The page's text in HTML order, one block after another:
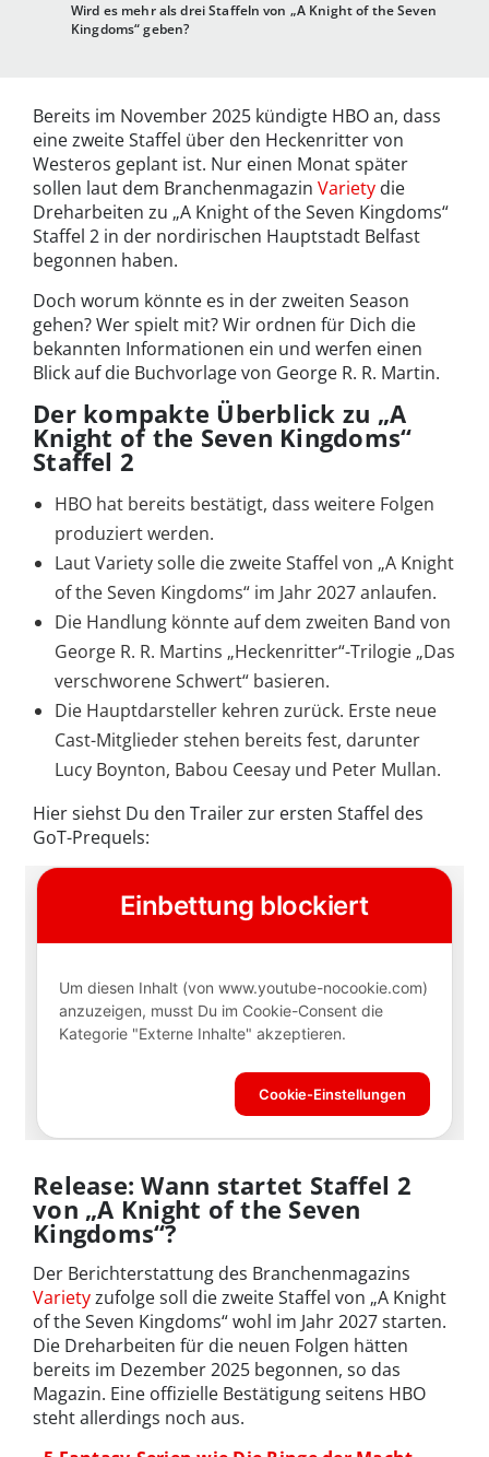
Wird es mehr als drei Staffeln von „A Knight of the Seven
Kingdoms“ geben?
Bereits im November 2025 kündigte HBO an, dass
eine zweite Staffel über den Heckenritter von
Westeros geplant ist. Nur einen Monat später
sollen laut dem Branchenmagazin Variety die
Dreharbeiten zu „A Knight of the Seven Kingdoms“
Staffel 2 in der nordirischen Hauptstadt Belfast
begonnen haben.
Doch worum könnte es in der zweiten Season
gehen? Wer spielt mit? Wir ordnen für Dich die
bekannten Informationen ein und werfen einen
Blick auf die Buchvorlage von George R. R. Martin.
Der kompakte Überblick zu „A
Knight of the Seven Kingdoms“
Staffel 2
HBO hat bereits bestätigt, dass weitere Folgen
produziert werden.
Laut Variety solle die zweite Staffel von „A Knight
of the Seven Kingdoms“ im Jahr 2027 anlaufen.
Die Handlung könnte auf dem zweiten Band von
George R. R. Martins „Heckenritter“-Trilogie „Das
verschworene Schwert“ basieren.
Die Hauptdarsteller kehren zurück. Erste neue
Cast-Mitglieder stehen bereits fest, darunter
Lucy Boynton, Babou Ceesay und Peter Mullan.
Hier siehst Du den Trailer zur ersten Staffel des
GoT-Prequels:
Release: Wann startet Staffel 2
von „A Knight of the Seven
Kingdoms“?
Der Berichterstattung des Branchenmagazins
Varietyzufolge soll die zweite Staffel von „A Knight
of the Seven Kingdoms“ wohl im Jahr 2027 starten.
Die Dreharbeiten für die neuen Folgen hätten
bereits im Dezember 2025 begonnen, so das
Magazin. Eine offizielle Bestätigung seitens HBO
steht allerdings noch aus.